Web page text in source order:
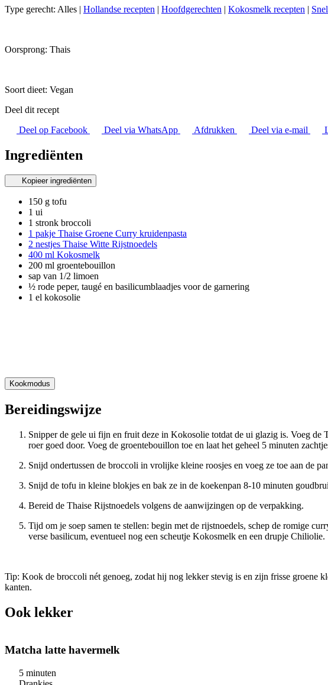
Type gerecht: Alles | Hollandse recepten | Hoofdgerechten | Kokosmelk recepten |
Oorsprong: Thais
Soort dieet: Vegan
Deel dit recept
Deel op Facebook
Deel via WhatsApp Afdrukken Deel via e-mail
Ingrediënten
Kopieer ingrediënten
150 g tofu
1 ui
1 stronk broccoli
1 pakje Thaise Groene Curry kruidenpasta
2 nestjes Thaise Witte Rijstnoedels
400 ml Kokosmelk
200 ml groentebouillon
sap van 1/2 limoen
½ rode peper, taugé en basilicumblaadjes voor de garnering
1 el kokosolie
Kookmodus
Bereidingswijze
Snipper de gele ui fijn en fruit deze in Kokosolie totdat de ui glazig is. Voeg
roer goed door. Voeg de groentebouillon toe en laat het geheel 5 minuten
Snijd ondertussen de broccoli in vrolijke kleine roosjes en voeg ze toe aan de
Snijd de tofu in kleine blokjes en bak ze in de koekenpan 8-10 minuten
Bereid de Thaise Rijstnoedels volgens de aanwijzingen op de verpakking.
Tijd om je soep samen te stellen: begin met de rijstnoedels, schep de romige
verse basilicum, eventueel nog een scheutje Kokosmelk en een drupje Chiliolie.
Tip: Kook de broccoli nét genoeg, zodat hij nog lekker stevig is en zijn frisse groene
kanten.
Ook lekker
Matcha latte havermelk
5 minuten